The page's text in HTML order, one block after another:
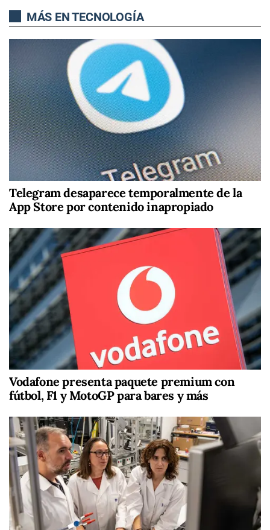
MÁS EN TECNOLOGÍA
Telegram desaparece temporalmente de la
App Store por contenido inapropiado
Vodafone presenta paquete premium con
fútbol, F1 y MotoGP para bares y más